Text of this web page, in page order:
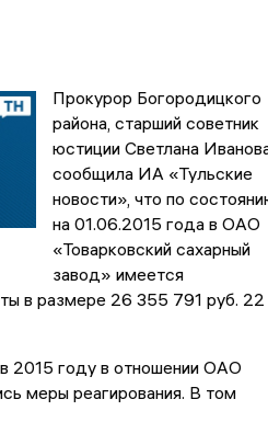
Прокурор Богородицкого
района, старший советник
юстиции Светлана
сообщила ИА «Тульские
новости», что по
на 01.06.2015 года в ОАО
«Товарковский сахарный
завод» имеется
в размере 26 355 791 руб. 22
2015 году в отношении ОАО
меры реагирования. В том